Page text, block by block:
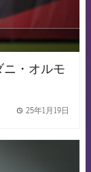
・オルモ
25年1月19日